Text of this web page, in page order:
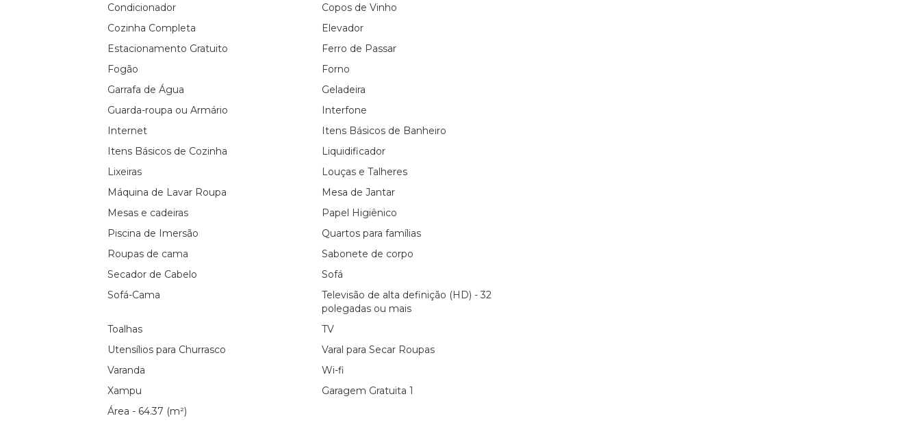
Condicionador
Copos de Vinho
Cozinha Completa
Elevador
Estacionamento Gratuito
Ferro de Passar
Fogão
Forno
Garrafa de Água
Geladeira
Guarda-roupa ou Armário
Interfone
Internet
Itens Básicos de Banheiro
Itens Básicos de Cozinha
Liquidificador
Lixeiras
Louças e Talheres
Máquina de Lavar Roupa
Mesa de Jantar
Mesas e cadeiras
Papel Higiênico
Piscina de Imersão
Quartos para famílias
Roupas de cama
Sabonete de corpo
Secador de Cabelo
Sofá
Sofá-Cama
Televisão de alta definição (HD) - 32
polegadas ou mais
Toalhas
TV
Utensílios para Churrasco
Varal para Secar Roupas
Varanda
Wi-fi
Xampu
Garagem Gratuita 1
Área - 64.37 (m²)